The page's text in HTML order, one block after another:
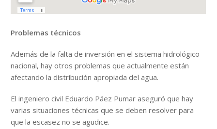
Problemas técnicos
Además de la falta de inversión en el sistema hidrológico
nacional, hay otros problemas que actualmente están
afectando la distribución apropiada del agua.
El ingeniero civil Eduardo Páez Pumar aseguró que hay
varias situaciones técnicas que se deben resolver para
que la escasez no se agudice.